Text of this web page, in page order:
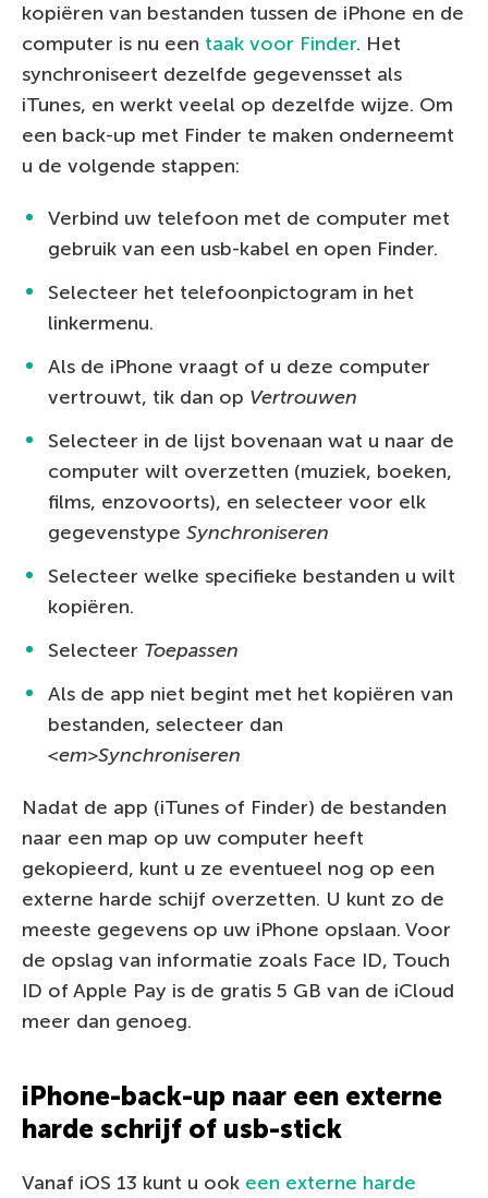
kopiëren van bestanden tussen de iPhone en de
computer is nu een taak voor Finder. Het
synchroniseert dezelfde gegevensset als
iTunes, en werkt veelal op dezelfde wijze. Om
een back-up met Finder te maken onderneemt
u de volgende stappen:
Verbind uw telefoon met de computer met
gebruik van een usb-kabel en open Finder.
Selecteer het telefoonpictogram in het
linkermenu.
Als de iPhone vraagt of u deze computer
vertrouwt, tik dan op Vertrouwen
Selecteer in de lijst bovenaan wat u naar de
computer wilt overzetten (muziek, boeken,
films, enzovoorts), en selecteer voor elk
gegevenstype Synchroniseren
Selecteer welke specifieke bestanden u wilt
kopiëren.
Selecteer Toepassen
Als de app niet begint met het kopiëren van
bestanden, selecteer dan
<em>Synchroniseren
Nadat de app (iTunes of Finder) de bestanden
naar een map op uw computer heeft
gekopieerd, kunt u ze eventueel nog op een
externe harde schijf overzetten. U kunt zo de
meeste gegevens op uw iPhone opslaan. Voor
de opslag van informatie zoals Face ID, Touch
ID of Apple Pay is de gratis 5 GB van de iCloud
meer dan genoeg.
iPhone-back-up naar een externe
harde schrijf of usb-stick
Vanaf iOS 13 kunt u ook een externe harde